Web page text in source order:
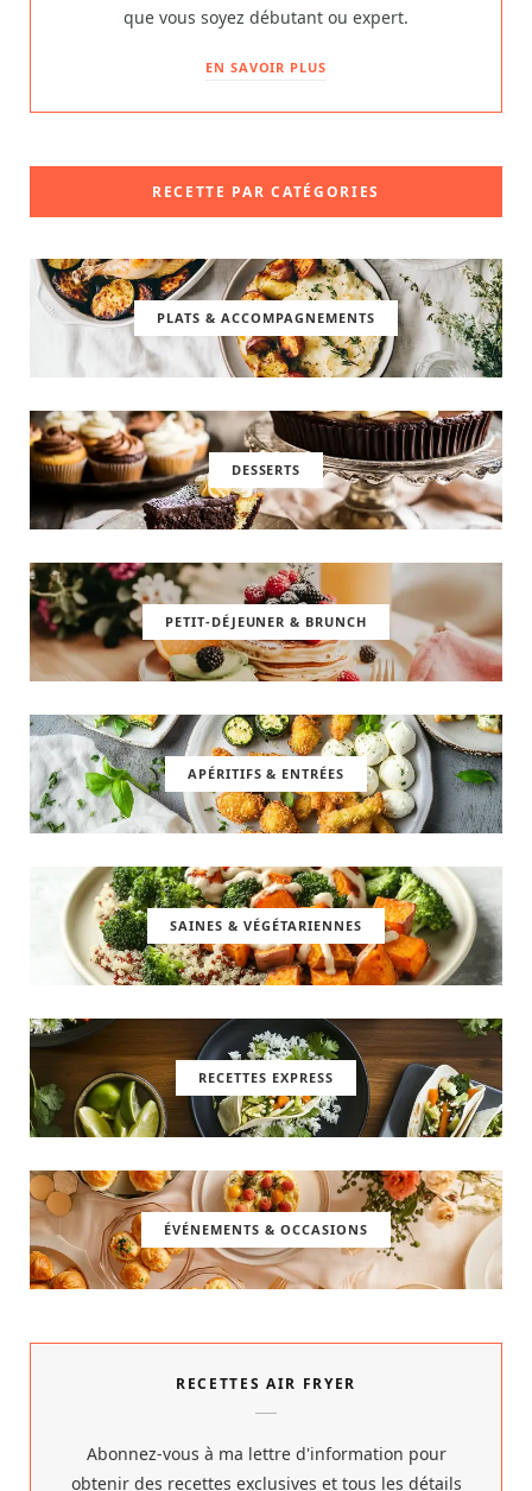
que vous soyez débutant ou expert.
EN SAVOIR PLUS
RECETTE PAR CATÉGORIES
PLATS & ACCOMPAGNEMENTS
DESSERTS
PETIT-DÉJEUNER & BRUNCH
APÉRITIFS & ENTRÉES
SAINES & VÉGÉTARIENNES
RECETTES EXPRESS
ÉVÉNEMENTS & OCCASIONS
RECETTES AIR FRYER
Abonnez-vous à ma lettre d'information pour
obtenir des recettes exclusives et tous les détails